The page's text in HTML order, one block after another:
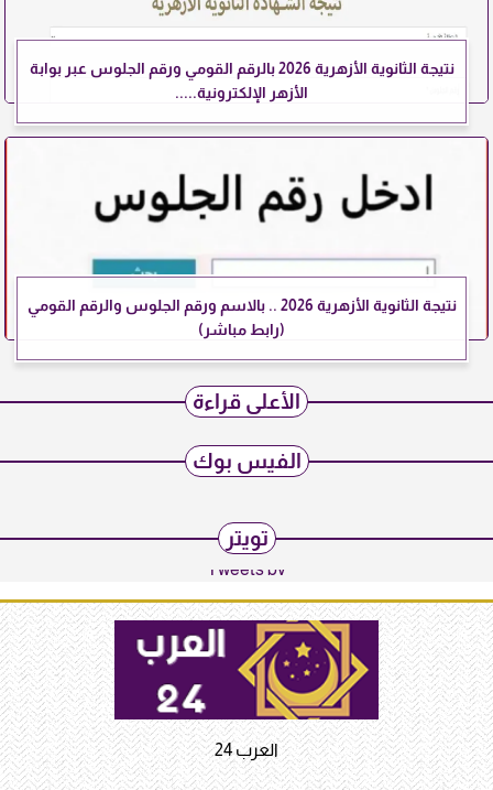
نتيجة الثانوية الأزهرية 2026 بالرقم القومي ورقم الجلوس عبر بوابة
الأزهر الإلكترونية.....
نتيجة الثانوية الأزهرية 2026 .. بالاسم ورقم الجلوس والرقم القومي
(رابط مباشر)
الأعلى قراءة
الفيس بوك
تويتر
Tweets by
العرب 24